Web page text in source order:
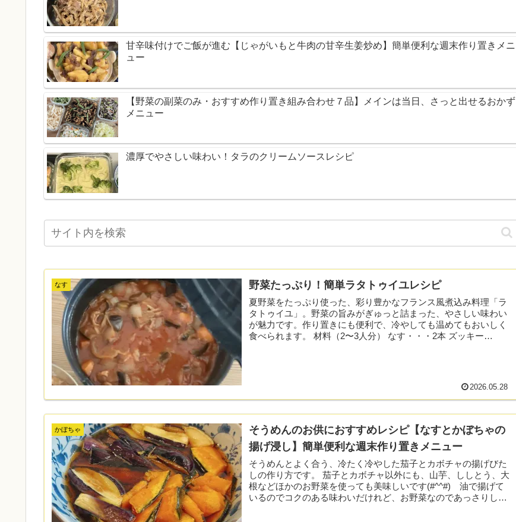
甘辛味付けでご飯が進む【じゃがいもと牛肉の甘辛生姜炒め】簡単便利な週末作り置きメニ
ュー
【野菜の副菜のみ・おすすめ作り置き組み合わせ７品】メインは当日、さっと出せるおかず
メニュー
濃厚でやさしい味わい！タラのクリームソースレシピ
なす 野菜たっぷり！簡単ラタトゥイユレシピ
夏野菜をたっぷり使った、彩り豊かなフランス風煮込み料理「ラ
タトゥイユ」。野菜の旨みがぎゅっと詰まった、やさしい味わい
が魅力です。作り置きにも便利で、冷やしても温めてもおいしく
食べられます。 材料（2〜3人分） なす・・・2本 ズッキー
2026.05.28
かぼちゃ
そうめんのお供におすすめレシピ【なすとかぼちゃの
揚げ浸し】簡単便利な週末作り置きメニュー
そうめんとよく合う、冷たく冷やした茄子とカボチャの揚げびた
しの作り方です。 茄子とカボチャ以外にも、山芋、ししとう、大
根などほかのお野菜を使っても美味しいです(#^^#) 油で揚げて
いるのでコクのある味わいだけれど、お野菜なのであっさりし